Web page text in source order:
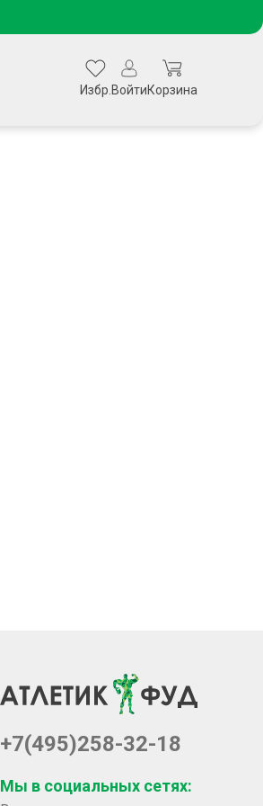
Избр. ВойтиКорзина
+7(495)258-32-18
Мы в социальных сетях: